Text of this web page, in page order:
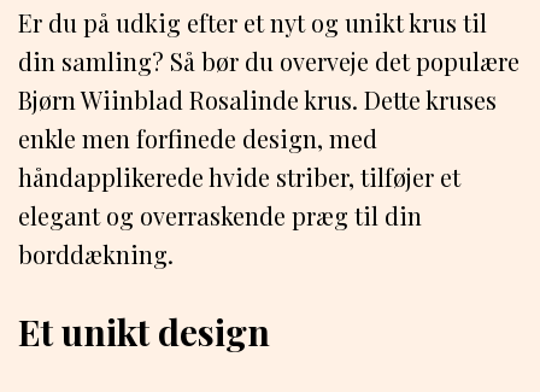
Er du på udkig efter et nyt og unikt krus til
din samling? Så bør du overveje det populære
Bjørn Wiinblad Rosalinde krus. Dette kruses
enkle men forfinede design, med
håndapplikerede hvide striber, tilføjer et
elegant og overraskende præg til din
borddækning.
Et unikt design